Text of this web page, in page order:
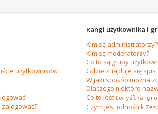
użytkowników
Rangi użytkownika i
Kim są administratorzy?
Kim są moderatorzy?
Co to są grupy
Gdzie znajduje się spis
W jaki sposób można
Dlaczego niektóre
Co to jest Domyślna
Czym jest odnośnik